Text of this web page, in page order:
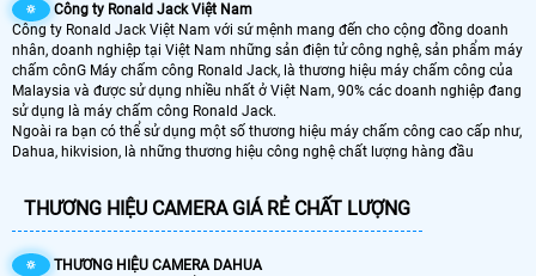
🔅
Công ty Ronald Jack Việt Nam
Công ty Ronald Jack Việt Nam với sứ mệnh mang đến cho cộng đồng doanh
nhân, doanh nghiệp tại Việt Nam những sản điện tử công nghệ, sản phẩm máy
chấm cônG Máy chấm công Ronald Jack, là thương hiệu máy chấm công của
Malaysia và được sử dụng nhiều nhất ở Việt Nam, 90% các doanh nghiệp đang
sử dụng là máy chấm công Ronald Jack.
Ngoài ra bạn có thể sử dụng một số thương hiệu máy chấm công cao cấp như,
Dahua, hikvision, là những thương hiệu công nghệ chất lượng hàng đầu
THƯƠNG HIỆU CAMERA GIÁ RẺ CHẤT LƯỢNG
🔅
THƯƠNG HIỆU CAMERA DAHUA